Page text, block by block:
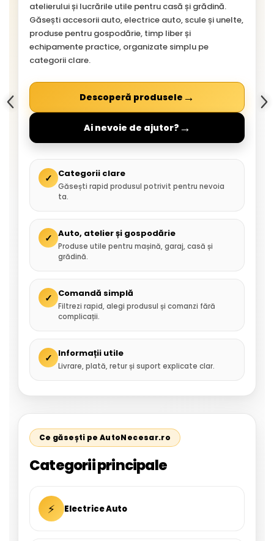
atelierului și lucrările utile pentru casă și grădină.
Găsești accesorii auto, electrice auto, scule și unelte,
produse pentru gospodărie, timp liber și
echipamente practice, organizate simplu pe
categorii clare.
Descoperă produsele →
Ai nevoie de ajutor? →
✓ Categorii clare
Găsești rapid produsul potrivit pentru nevoia
ta.
✓ Auto, atelier și gospodărie
Produse utile pentru mașină, garaj, casă și
grădină.
✓ Comandă simplă
Filtrezi rapid, alegi produsul și comanzi fără
complicații.
✓ Informații utile
Livrare, plată, retur și suport explicate clar.
Ce găsești pe AutoNecesar.ro
Categorii principale
⚡ Electrice Auto